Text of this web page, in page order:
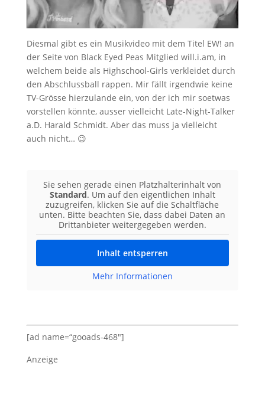
Diesmal gibt es ein Musikvideo mit dem Titel EW! an
der Seite von Black Eyed Peas Mitglied will.i.am, in
welchem beide als Highschool-Girls verkleidet durch
den Abschlussball rappen. Mir fällt irgendwie keine
TV-Grösse hierzulande ein, von der ich mir soetwas
vorstellen könnte, ausser vielleicht Late-Night-Talker
a.D. Harald Schmidt. Aber das muss ja vielleicht
auch nicht… 😉
Sie sehen gerade einen Platzhalterinhalt von
Standard. Um auf den eigentlichen Inhalt
zuzugreifen, klicken Sie auf die Schaltfläche
unten. Bitte beachten Sie, dass dabei Daten an
Drittanbieter weitergegeben werden.
Inhalt entsperren
Mehr Informationen
[ad name=“gooads-468″]
Anzeige